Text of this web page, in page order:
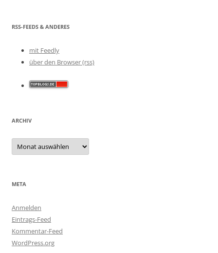
RSS-FEEDS & ANDERES
mit Feedly
über den Browser (rss)
ARCHIV
Archiv
META
Anmelden
Eintrags-Feed
Kommentar-Feed
WordPress.org